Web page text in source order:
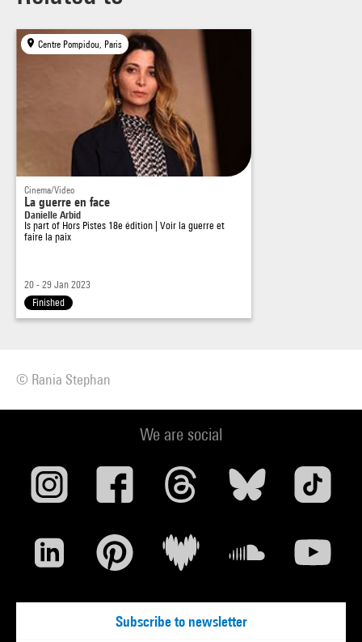
Centre Pompidou, Paris
Cinema/Video
La guerre en face
Danielle Arbid
Is part of Hors Pistes 18e édition | Voir la guerre et
faire la paix
20 - 29 Jan 2023
Finished
© Rania Stephan
We are social
Subscribe to newsletter